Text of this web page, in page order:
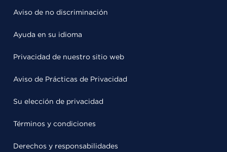
Aviso de no discriminación
Ayuda en su idioma
Privacidad de nuestro sitio web
Aviso de Prácticas de Privacidad
Su elección de privacidad
Términos y condiciones
Derechos y responsabilidades